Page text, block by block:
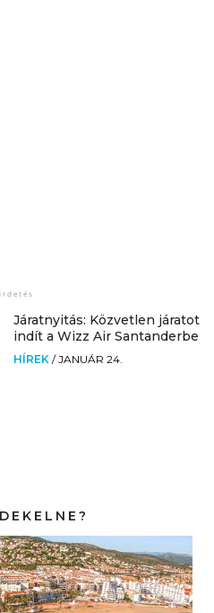
Járatnyitás: Közvetlen járatot
indít a Wizz Air Santanderbe
HÍREK /JANUÁR 24.